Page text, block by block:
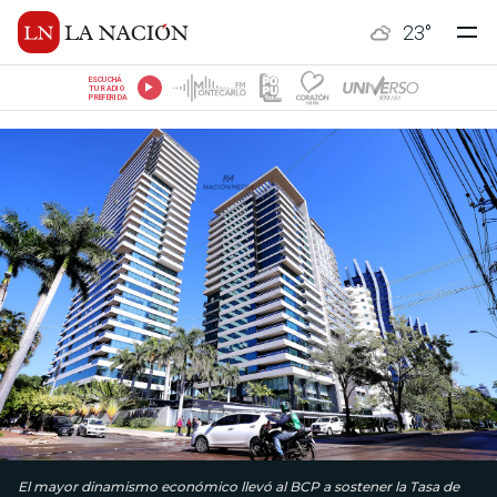
23°
ESCUCHÁ
TU RADIO
PREFERIDA
El mayor dinamismo económico llevó al BCP a sostener la Tasa de